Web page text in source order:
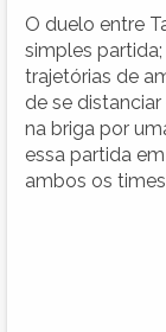
O duelo entre
simples
trajetórias de
de se
na briga por
essa partida
ambos os